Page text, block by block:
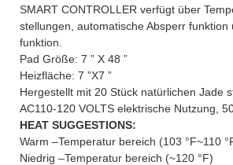
SMART CONTROLLER verfügt über
stellungen, automatische Absperr funktion
funktion.
Pad Größe: 7 ” X 48 ”
Heizfläche: 7 ”X7 ”
Hergestellt mit 20 Stück natürlichen Jade
AC110-120 VOLTS elektrische Nutzung,
HEAT SUGGESTIONS:
Warm –Temperatur bereich (103 °F~110
Niedrig –Temperatur bereich (~120 °F)